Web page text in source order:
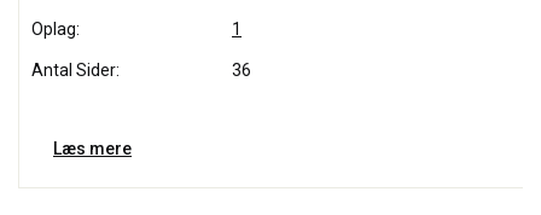
Oplag: 1
Antal Sider: 36
Læs mere